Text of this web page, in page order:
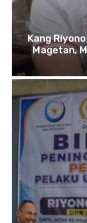
Kang
Magetan,